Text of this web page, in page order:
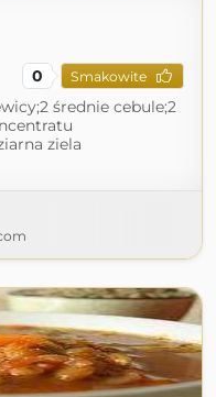
0 Smakowite
średnie cebule;2
ziela